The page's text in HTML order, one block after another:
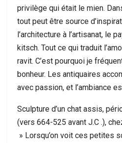
privilège qui était le mien.
tout peut être source
l’architecture à l’artisanat, le
kitsch. Tout ce qui traduit
ravit. C’est pourquoi je
bonheur. Les antiquaires
avec passion, et l’ambiance
Sculpture d’un chat assis,
(vers 664-525 avant J.C .),
» Lorsqu’on voit ces petites